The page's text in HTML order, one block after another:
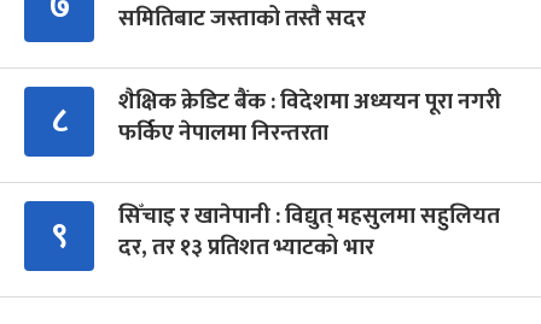
समितिबाट जस्ताको तस्तै सदर
८
शैक्षिक क्रेडिट बैंक : विदेशमा अध्ययन पूरा नगरी
फर्किए नेपालमा निरन्तरता
९
सिँचाइ र खानेपानी : विद्युत् महसुलमा सहुलियत
दर, तर १३ प्रतिशत भ्याटको भार